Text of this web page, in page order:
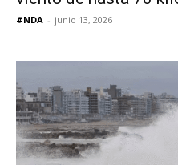
#NDA - junio 13, 2026